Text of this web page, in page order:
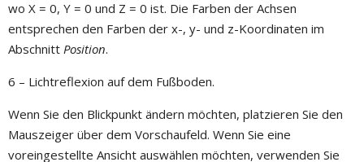
wo X = 0, Y = 0 und Z = 0 ist. Die Farben der Achsen
entsprechen den Farben der x-, y- und z-Koordinaten im
Abschnitt Position.
6 – Lichtreflexion auf dem Fußboden.
Wenn Sie den Blickpunkt ändern möchten, platzieren Sie den
Mauszeiger über dem Vorschaufeld. Wenn Sie eine
voreingestellte Ansicht auswählen möchten, verwenden Sie